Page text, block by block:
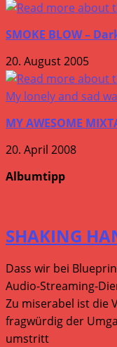
SMOKE BLOW –
20. August 2005
MY AWESOME
20. April 2008
Albumtipp
SHAKING
Dass wir bei
Audio-Streaming-
Zu miserabel ist die
fragwürdig der
umstritt